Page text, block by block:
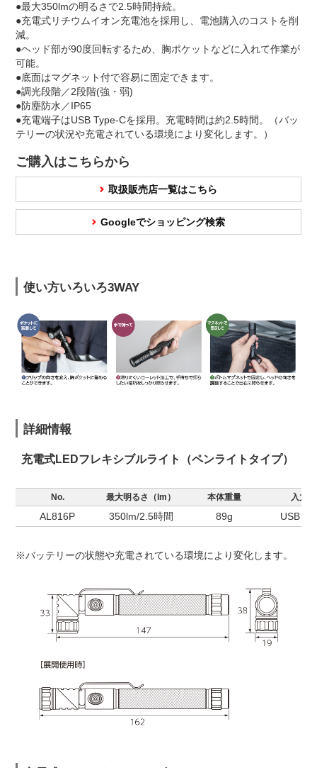
●最大350lmの明るさで2.5時間持続。
●充電式リチウムイオン充電池を採用し、電池購入のコストを削
減。
●ヘッド部が90度回転するため、胸ポケットなどに入れて作業が
可能。
●底面はマグネット付で容易に固定できます。
●調光段階／2段階(強・弱)
●防塵防水／IP65
●充電端子はUSB Type-Cを採用。充電時間は約2.5時間。（バッ
テリーの状況や充電されている環境により変化します。）
ご購入はこちらから
取扱販売店一覧はこちら
Googleでショッピング検索
使い方いろいろ3WAY
詳細情報
充電式LEDフレキシブルライト（ペンライトタイプ）
No. 最大明るさ（lm） 本体重量 入力
AL816P 350lm/2.5時間 89g USB
※バッテリーの状態や充電されている環境により変化します。